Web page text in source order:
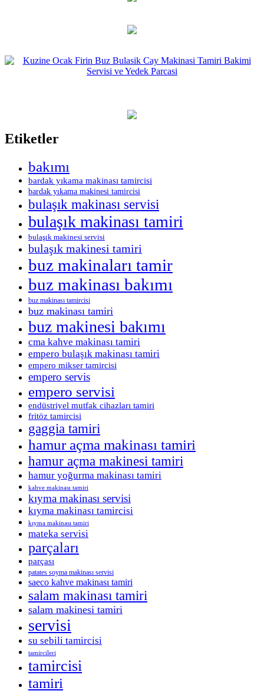
Etiketler
bakımı
bardak yıkama makinası tamircisi
bardak yıkama makinesi tamircisi
bulaşık makinası servisi
bulaşık makinası tamiri
bulaşık makinesi servisi
bulaşık makinesi tamiri
buz makinaları tamir
buz makinası bakımı
buz makinası tamircisi
buz makinası tamiri
buz makinesi bakımı
cma kahve makinası tamiri
empero bulaşık makinası tamiri
empero mikser tamircisi
empero servis
empero servisi
endüstriyel mutfak cihazları tamiri
fritöz tamircisi
gaggia tamiri
hamur açma makinası tamiri
hamur açma makinesi tamiri
hamur yoğurma makinası tamiri
kahve makinası tamiri
kıyma makinası servisi
kıyma makinası tamircisi
kıyma makinası tamiri
mateka servisi
parçaları
parçası
patates soyma makinası servisi
saeco kahve makinası tamiri
salam makinası tamiri
salam makinesi tamiri
servisi
su sebili tamircisi
tamircileri
tamircisi
tamiri